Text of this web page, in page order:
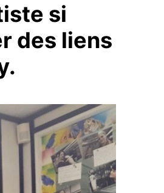
si
des liens